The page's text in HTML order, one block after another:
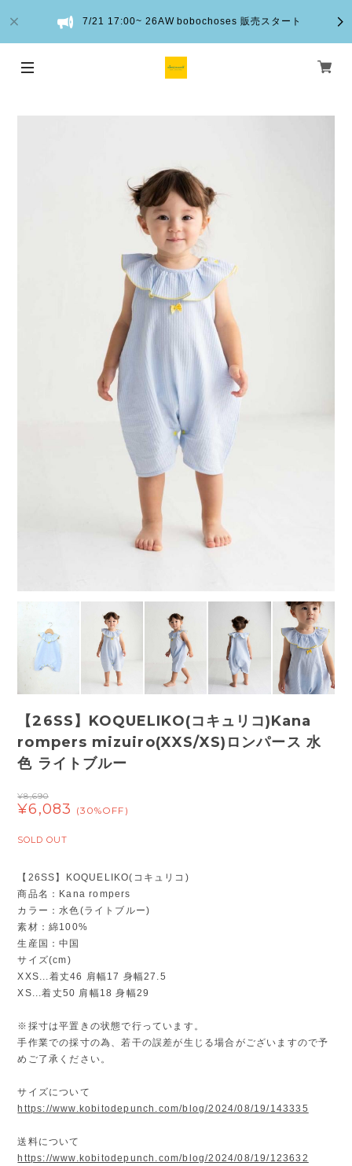
7/21 17:00~ 26AW bobochoses 販売スタート
【26SS】KOQUELIKO(コキュリコ)Kana
rompers mizuiro(XXS/XS)ロンパース 水
色 ライトブルー
¥8,690
¥6,083 (30%OFF)
SOLD OUT
【26SS】KOQUELIKO(コキュリコ)
商品名：Kana rompers
カラー：水色(ライトブルー)
素材：綿100%
生産国：中国
サイズ(cm)
XXS...着丈46 肩幅17 身幅27.5
XS...着丈50 肩幅18 身幅29
※採寸は平置きの状態で行っています。
手作業での採寸の為、若干の誤差が生じる場合がございますので予
めご了承ください。
サイズについて
https://www.kobitodepunch.com/blog/2024/08/19/143335
送料について
https://www.kobitodepunch.com/blog/2024/08/19/123632